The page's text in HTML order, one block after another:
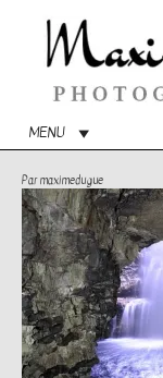
MENU
Parmaximedugue